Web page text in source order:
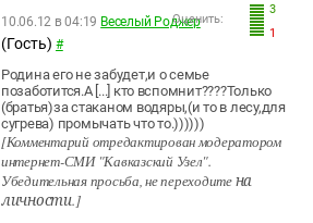
3
1
Оценить:
10.06.12 в 04:19 Веселый Роджер
(Гость) #
Родина его не забудет,и о семье
позаботится.А [...] кто вспомнит????Только
(братья)за стаканом водяры,(и то в лесу,для
сугрева) промычать что то.))))))
[Комментарий отредактирован модератором
интернет-СМИ "Кавказский Узел".
Убедительная просьба, не переходитена
личности.]